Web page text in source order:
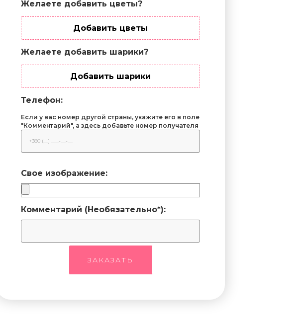
Желаете добавить цветы?
Добавить цветы
Желаете добавить шарики?
Добавить шарики
Телефон:
Если у вас номер другой страны, укажите его в поле
"Комментарий", а здесь добавьте номер получателя
Свое изображение:
Комментарий (Необязательно*):